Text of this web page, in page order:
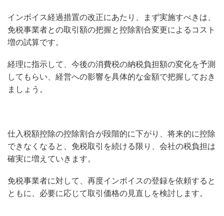
インボイス経過措置の改正にあたり、まず実施すべきは、
免税事業者との取引額の把握と控除割合変更によるコスト
増の試算です。
経理に指示して、今後の消費税の納税負担額の変化を予測
してもらい、経営への影響を具体的な金額で把握しておき
ましょう。
仕入税額控除の控除割合が段階的に下がり、将来的に控除
できなくなると、免税取引を続ける限り、会社の税負担は
確実に増えていきます。
免税事業者に対して、再度インボイスの登録を依頼すると
ともに、必要に応じて取引価格の見直しを検討します。